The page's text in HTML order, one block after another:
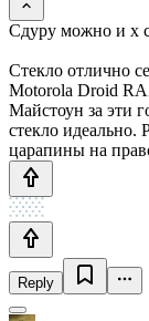
Сдуру можно и х
Стекло отлично
Motorola Droid
Майстоун за эти
стекло идеально.
царапины на
Reply